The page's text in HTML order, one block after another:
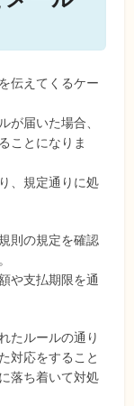
伝えてくるケー
届いた場合、
ことになりま
、規定通りに処
則の規定を確認
や支払期限を通
たルールの通り
対応をすること
落ち着いて対処